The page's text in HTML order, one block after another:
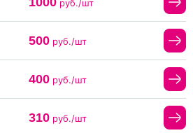
руб./шт
500руб./шт
400руб./шт
310руб./шт